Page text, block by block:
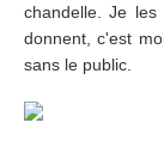
chandelle. Je les
donnent, c'est
sans le public.